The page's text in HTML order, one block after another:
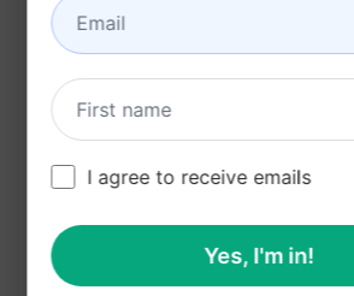
A legjobb eszközök és
megismerése a projekt
Az előnyök:
meghatározása ChatGPT
Kockázatok és kihívások
I agree to receive emails
Yes, I'm in!